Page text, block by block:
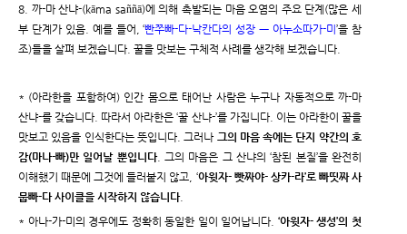
8. 까-마 산냐-(kāma saññā)에 의해 촉발되는 마음 오염의 주요 단계(많은 세
부 단계가 있음. 예를 들어, ‘빤쭈빠-다-낙칸다의 성장 ㅡ 아누소따가-미’을 참
조)들을 살펴 보겠습니다. 꿀을 맛보는 구체적 사례를 생각해 보겠습니다.
* (아라한을 포함하여) 인간 몸으로 태어난 사람은 누구나 자동적으로 까-마
산냐-를 갖습니다. 따라서 아라한은 ‘꿀 산냐-’를 가집니다. 이는 아라한이 꿀을
맛보고 있음을 인식한다는 뜻입니다. 그러나 그의 마음 속에는 단지 약간의 호
감(마나-빠)만 일어날 뿐입니다. 그의 마음은 그 산냐의 ‘참된 본질’을 완전히
이해했기 때문에 그것에 들러붙지 않고, ‘아윗자- 빳짜야- 상카-라’로 빠띳짜 사
뭅빠-다 사이클을 시작하지 않습니다.
* 아나-가-미의 경우에도 정확히 동일한 일이 일어납니다. ‘아윗자- 생성’의 첫